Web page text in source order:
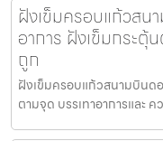
ฝังเข็มครอบแก้วสน
อาการ ฝังเข็มกระตุ้
ถูก
ฝังเข็มครอบแก้วสนามบินด
ตามจุด บรรเทาอาการและ